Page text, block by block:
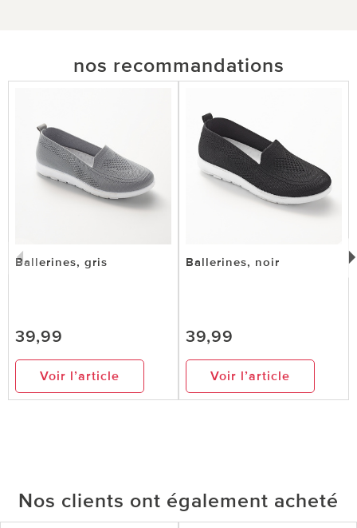
nos recommandations
Ballerines, gris
39,99
Voir l’article
Ballerines, noir
39,99
Voir l’article
Nos clients ont également acheté